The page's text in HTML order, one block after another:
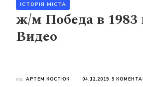
ІСТОРІЯ МІСТА
ж/м Победа в 1983
Видео
від АРТЕМ КОСТЮК 04.12.2015 9